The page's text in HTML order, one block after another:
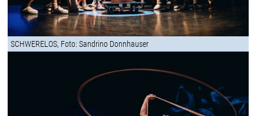
SCHWERELOS, Foto: Sandrino Donnhauser